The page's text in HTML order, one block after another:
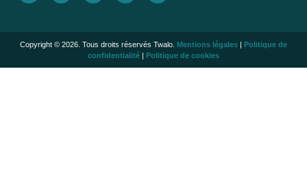
Copyright © 2026. Tous droits réservés Twalo. Mentions légales | Politique de
confidentialité | Politique de cookies